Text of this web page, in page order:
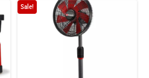
Sale!